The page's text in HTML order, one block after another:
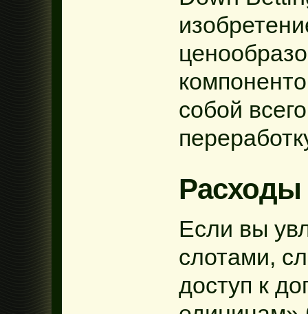
собой
Расходы
Если вы
слотами,
доступ к